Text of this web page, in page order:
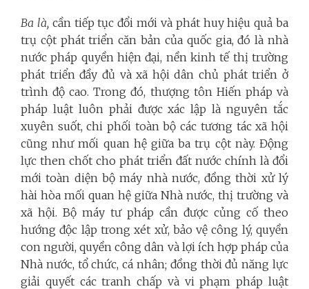
Ba là, cần tiếp tục đổi mới và phát huy hiệu quả ba
trụ cột phát triển căn bản của quốc gia, đó là nhà
nước pháp quyền hiện đại, nền kinh tế thị trường
phát triển đầy đủ và xã hội dân chủ phát triển ở
trình độ cao. Trong đó, thượng tôn Hiến pháp và
pháp luật luôn phải được xác lập là nguyên tắc
xuyên suốt, chi phối toàn bộ các tương tác xã hội
cũng như mối quan hệ giữa ba trụ cột này. Động
lực then chốt cho phát triển đất nước chính là đổi
mới toàn diện bộ máy nhà nước, đồng thời xử lý
hài hòa mối quan hệ giữa Nhà nước, thị trường và
xã hội. Bộ máy tư pháp cần được củng cố theo
hướng độc lập trong xét xử, bảo vệ công lý, quyền
con người, quyền công dân và lợi ích hợp pháp của
Nhà nước, tổ chức, cá nhân; đồng thời đủ năng lực
giải quyết các tranh chấp và vi phạm pháp luật